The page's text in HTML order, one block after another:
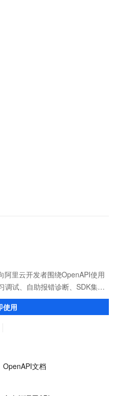
阿里云开发者围绕OpenAPI使用
调试、自助报错诊断、SDK集成
里云OpenAPI。
使用
OpenAPI文档